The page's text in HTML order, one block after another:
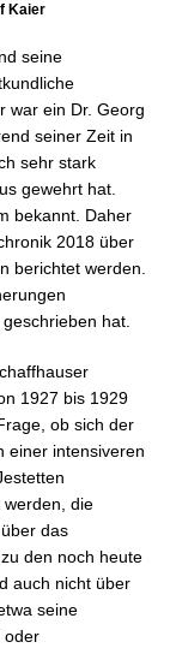
Kaier
seine
war ein Dr. Georg
seiner Zeit in
sehr stark
gewehrt hat.
bekannt. Daher
2018 über
berichtet werden.
hat.
1927 bis 1929
ob sich der
einer intensiveren
werden, die
das
den noch heute
auch nicht über
seine
oder